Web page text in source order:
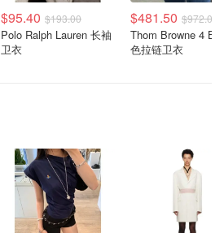
$95.40 $193.00
Polo Ralph Lauren 长袖
卫衣
$481.50 $972.00
Thom Browne 4 Bar 拼
色拉链卫衣